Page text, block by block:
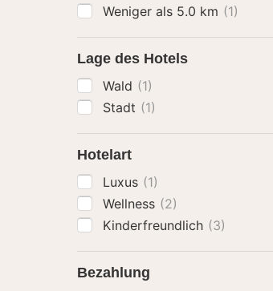
Weniger als 5.0 km (1)
Lage des Hotels
Wald (1)
Stadt (1)
Hotelart
Luxus (1)
Wellness (2)
Kinderfreundlich (3)
Bezahlung